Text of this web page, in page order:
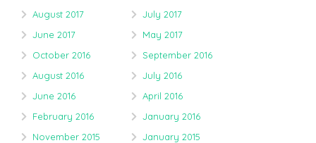
August 2017
July 2017
June 2017
May 2017
October 2016
September 2016
August 2016
July 2016
June 2016
April 2016
February 2016
January 2016
November 2015
January 2015